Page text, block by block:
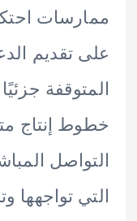
احتكارية.
الدعم
إنتاج متوقفة
المباشر
تواجهها وتحديد